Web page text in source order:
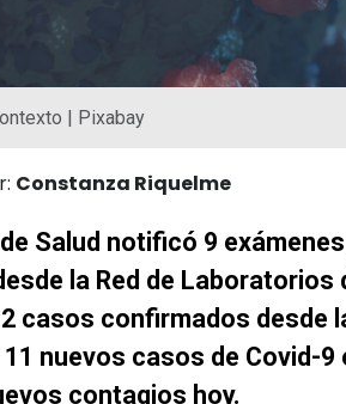
| Pixabay
Constanza Riquelme
Salud notificó 9
la Red de
casos confirmados desde
11 nuevos casos de Covid-
contagios hoy.